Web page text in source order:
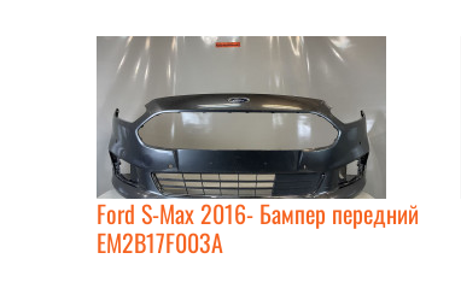
Ford S-Max 2016- Бампер передний
EM2B17F003A